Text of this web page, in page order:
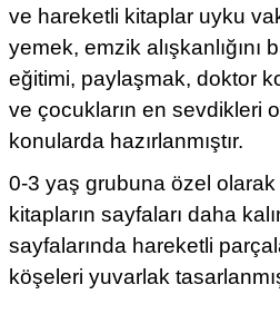
ve hareketli kitaplar uyku
yemek, emzik alışkanlığını
eğitimi, paylaşmak, doktor
ve çocukların en sevdikleri
konularda hazırlanmıştır.
0-3 yaş grubuna özel olarak
kitapların sayfaları daha
sayfalarında hareketli
köşeleri yuvarlak